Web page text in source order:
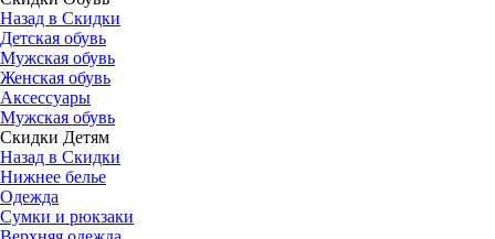
Назад в Скидки
Детская обувь
Мужская обувь
Женская обувь
Аксессуары
Мужская обувь
Скидки Детям
Назад в Скидки
Нижнее белье
Одежда
Сумки и рюкзаки